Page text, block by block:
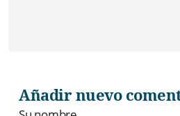
Añadir nuevo